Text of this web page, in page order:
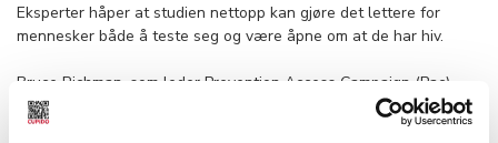
Eksperter håper at studien nettopp kan gjøre det lettere for
mennesker både å teste seg og være åpne om at de har hiv.
Bruce Richman, som leder Prevention Access Campaign (Pac),
sier at Pac er enormt takknemlig både overfor forskerne og
studiens deltakere.